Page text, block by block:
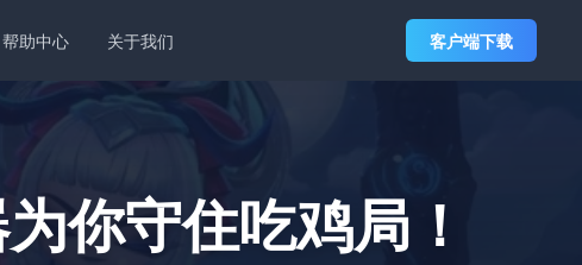
帮助中心 关于我们 客户端下载
你守住吃鸡局！